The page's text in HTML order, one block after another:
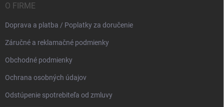
O FIRME
Doprava a platba / Poplatky za doručenie
Záručné a reklamačné podmienky
Obchodné podmienky
Ochrana osobných údajov
Odstúpenie spotrebiteľa od zmluvy